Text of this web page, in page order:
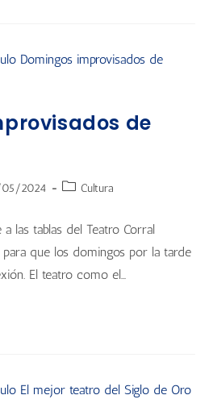
de
2024 Cultura
las tablas del Teatro Corral
para que los domingos por la tarde
El teatro como el…